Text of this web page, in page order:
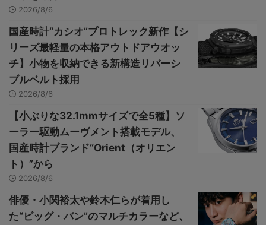
2026/8/6
国産時計“カシオ”プロトレック新作【シ
リーズ最軽量の本格アウトドアウオッ
チ】小物を収納できる新構造リバーシ
ブルベルト採用
2026/8/6
【小ぶりな32.1mmサイズで全5種】ソ
ーラー駆動ムーヴメント搭載モデル、
国産時計ブランド“Orient（オリエン
ト）”から
2026/8/6
俳優・小関裕太や鈴木仁らが着用し
た“ビッグ・バン”のマルチカラーなど、